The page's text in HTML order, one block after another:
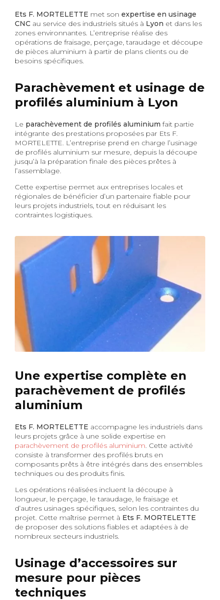
Ets F. MORTELETTE met son expertise en usinage
CNC au service des industriels situés à Lyon et dans les
zones environnantes. L’entreprise réalise des
opérations de fraisage, perçage, taraudage et découpe
de pièces aluminium à partir de plans clients ou de
besoins spécifiques.
Parachèvement et usinage de
profilés aluminium à Lyon
Le parachèvement de profilés aluminium fait partie
intégrante des prestations proposées par Ets F.
MORTELETTE. L’entreprise prend en charge l’usinage
de profilés aluminium sur mesure, depuis la découpe
jusqu’à la préparation finale des pièces prêtes à
l’assemblage.
Cette expertise permet aux entreprises locales et
régionales de bénéficier d’un partenaire fiable pour
leurs projets industriels, tout en réduisant les
contraintes logistiques.
Une expertise complète en
parachèvement de profilés
aluminium
Ets F. MORTELETTE accompagne les industriels dans
leurs projets grâce à une solide expertise en
parachèvement de profilés aluminium. Cette activité
consiste à transformer des profilés bruts en
composants prêts à être intégrés dans des ensembles
techniques ou des produits finis.
Les opérations réalisées incluent la découpe à
longueur, le perçage, le taraudage, le fraisage et
d’autres usinages spécifiques, selon les contraintes du
projet. Cette maîtrise permet à Ets F. MORTELETTE
de proposer des solutions fiables et adaptées à de
nombreux secteurs industriels.
Usinage d’accessoires sur
mesure pour pièces
techniques